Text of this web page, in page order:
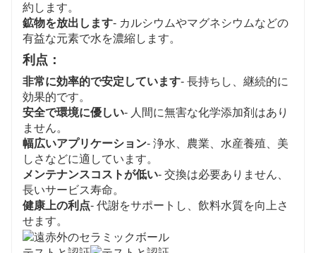
約します。
鉱物を放出します- カルシウムやマグネシウムなどの
有益な元素で水を濃縮します。
利点：
非常に効率的で安定しています- 長持ちし、継続的に
効果的です。
安全で環境に優しい- 人間に無害な化学添加剤はあり
ません。
幅広いアプリケーション- 浄水、農業、水産養殖、美
しさなどに適しています。
メンテナンスコストが低い- 交換は必要ありません、
長いサービス寿命。
健康上の利点- 代謝をサポートし、飲料水質を向上さ
せます。